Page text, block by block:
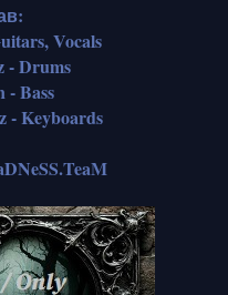
Vocals
- Drums
- Bass
- Keyboards